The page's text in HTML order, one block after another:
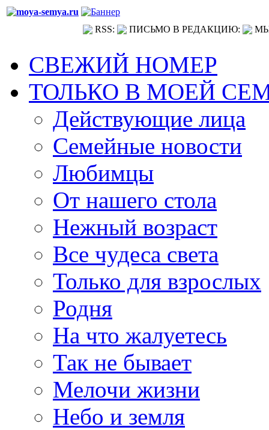
RSS: ПИСЬМО В РЕДАКЦИЮ:
СВЕЖИЙ НОМЕР
ТОЛЬКО В МОЕЙ
Действующие лица
Семейные новости
Любимцы
От нашего стола
Нежный возраст
Все чудеса света
Только для взрослых
Родня
На что жалуетесь
Так не бывает
Мелочи жизни
Небо и земля